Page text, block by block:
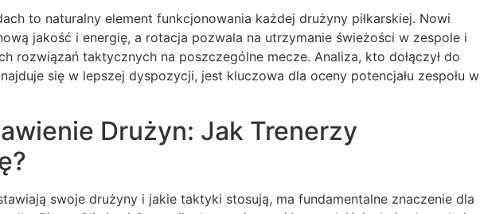
to naturalny element funkcjonowania każdej drużyny piłkarskiej. Nowi
jakość i energię, a rotacja pozwala na utrzymanie świeżości w zespole i
rozwiązań taktycznych na poszczególne mecze. Analiza, kto dołączył do
się w lepszej dyspozycji, jest kluczowa dla oceny potencjału zespołu w
Drużyn: Jak Trenerzy
swoje drużyny i jakie taktyki stosują, ma fundamentalne znaczenie dla